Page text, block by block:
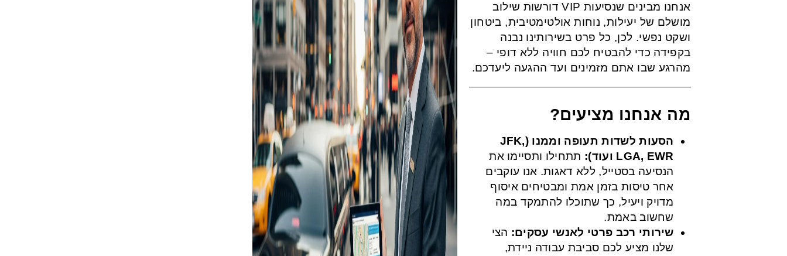
אנחנו מבינים שנסיעות VIP דורשות שילוב
מושלם של יעילות, נוחות אולטימטיבית, ביטחון
ושקט נפשי. לכן, כל פרט בשירותינו נבנה
בקפידה כדי להבטיח לכם חוויה ללא דופי –
מהרגע שבו אתם מזמינים ועד ההגעה ליעדכם.
מה אנחנו מציעים?
הסעות לשדות תעופה וממנו (JFK,
LGA, EWR ועוד):
תתחילו ותסיימו את
הנסיעה בסטייל, ללא דאגות. אנו עוקבים
אחר טיסות בזמן אמת ומבטיחים איסוף
מדויק ויעיל, כך שתוכלו להתמקד במה
שחשוב באמת.
שירותי רכב פרטי לאנשי עסקים: הצי
שלנו מציע לכם סביבת עבודה ניידת,